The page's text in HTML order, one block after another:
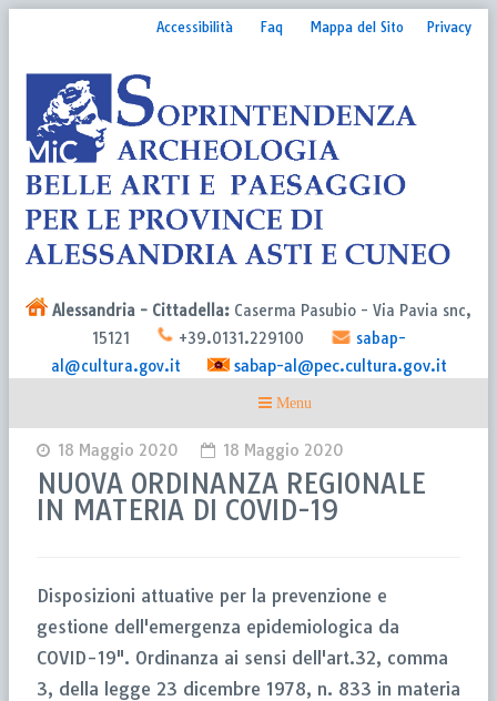
Accessibilità Faq Mappa del Sito Privacy
Alessandria - Cittadella: Caserma Pasubio - Via Pavia snc,
15121
+39.0131.229100
sabap-
al@cultura.gov.it
sabap-al@pec.cultura.gov.it
18 Maggio 2020 18 Maggio 2020
NUOVA ORDINANZA REGIONALE
IN MATERIA DI COVID-19
Disposizioni attuative per la prevenzione e
gestione dell'emergenza epidemiologica da
COVID-19". Ordinanza ai sensi dell'art.32, comma
3, della legge 23 dicembre 1978, n. 833 in materia